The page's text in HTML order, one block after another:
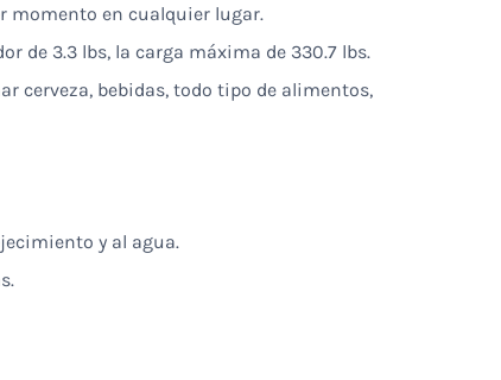
momento en cualquier lugar.
de 3.3 lbs, la carga máxima de 330.7 lbs.
cerveza, bebidas, todo tipo de alimentos,
y al agua.